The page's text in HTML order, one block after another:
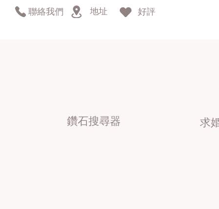
聯絡我們 地址 好評
鑽石搜尋器 求